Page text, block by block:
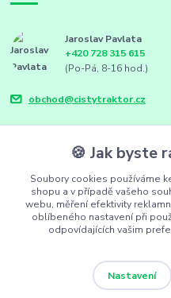
Jaroslav Pavlata
+420 728 315 615
(Po-Pá, 8-16 hod.)
obchod@cistytraktor.cz
🍪 Jak byste
Soubory cookies používáme
shopu a v případě vašeho
webu, měření efektivity
oblíbeného nastavení při
odpovídajících vašim
Nastavení